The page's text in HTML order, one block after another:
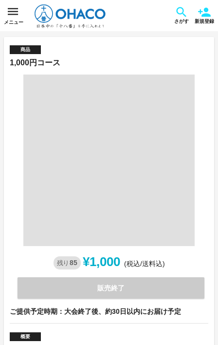
メニュー さがす 新規登録
商品
1,000円コース
残り 85 ¥1,000 (税込/送料込)
販売終了
ご提供予定時期：大会終了後、約30日以内にお届け予定
概要